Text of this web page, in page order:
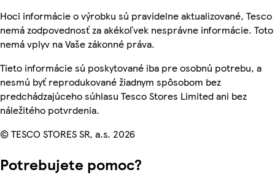
Hoci informácie o výrobku sú pravidelne aktualizované, Tesco
nemá zodpovednosť za akékoľvek nesprávne informácie. Toto
nemá vplyv na Vaše zákonné práva.
Tieto informácie sú poskytované iba pre osobnú potrebu, a
nesmú byť reprodukované žiadnym spôsobom bez
predchádzajúceho súhlasu Tesco Stores Limited ani bez
náležitého potvrdenia.
© TESCO STORES SR, a.s. 2026
Potrebujete pomoc?